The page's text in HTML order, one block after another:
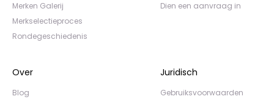
Merken Galerij
Merkselectieproces
Rondegeschiedenis
Dien een aanvraag in
Over
Blog
Juridisch
Gebruiksvoorwaarden